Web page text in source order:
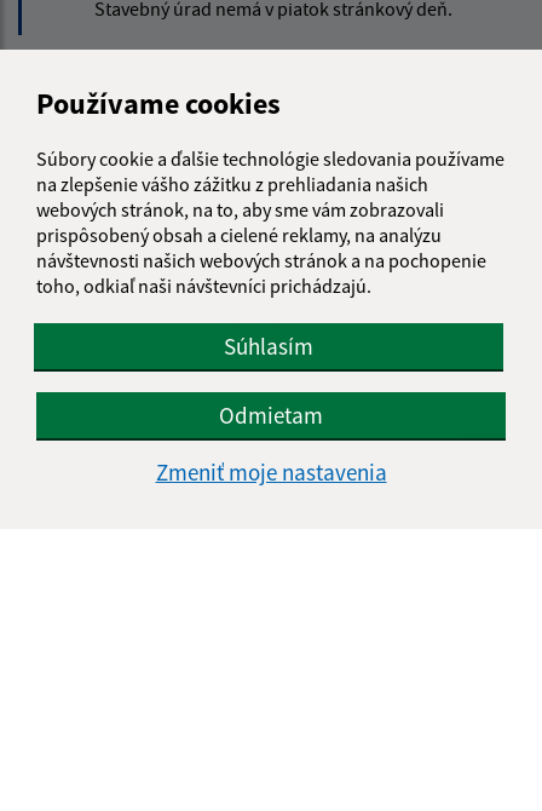
Používame cookies
Súbory cookie a ďalšie technológie sledovania používame
na zlepšenie vášho zážitku z prehliadania našich
webových stránok, na to, aby sme vám zobrazovali
prispôsobený obsah a cielené reklamy, na analýzu
návštevnosti našich webových stránok a na pochopenie
toho, odkiaľ naši návštevníci prichádzajú.
Súhlasím
Odmietam
Zmeniť moje nastavenia
Stavebný úrad nemá v piatok stránkový deň.
Kontakt:
Hlavná 350/95
900 41 Rovinka
obecrovinka@obecrovinka.sk
+421 245 985 218
IČO: 00305057